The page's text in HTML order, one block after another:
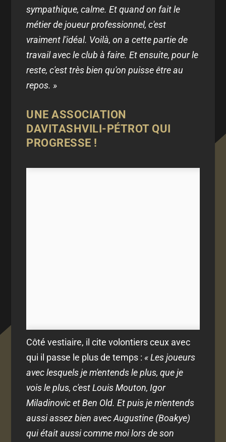
sympathique, calme. Et quand on fait le
métier de joueur professionnel, c'est
vraiment l'idéal. Voilà, on a cette partie de
travail avec le club à faire. Et ensuite, pour le
reste, c'est très bien qu'on puisse être au
repos. »
UNE ASSOCIATION
DAVITASHVILI-PÉTROT QUI
PROGRESSE !
Côté vestiaire, il cite volontiers ceux avec
qui il passe le plus de temps :« Les joueurs
avec lesquels je m'entends le plus, que je
vois le plus, c'est Louis Mouton, Igor
Miladinovic et Ben Old. Et puis je m'entends
aussi assez bien avec Augustine (Boakye)
qui était aussi comme moi lors de son